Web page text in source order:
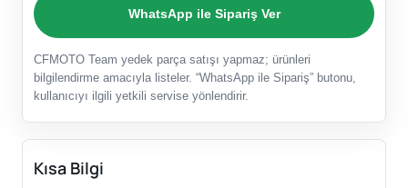
WhatsApp ile Sipariş Ver
CFMOTO Team yedek parça satışı yapmaz; ürünleri
bilgilendirme amacıyla listeler. “WhatsApp ile Sipariş” butonu,
kullanıcıyı ilgili yetkili servise yönlendirir.
Kısa Bilgi